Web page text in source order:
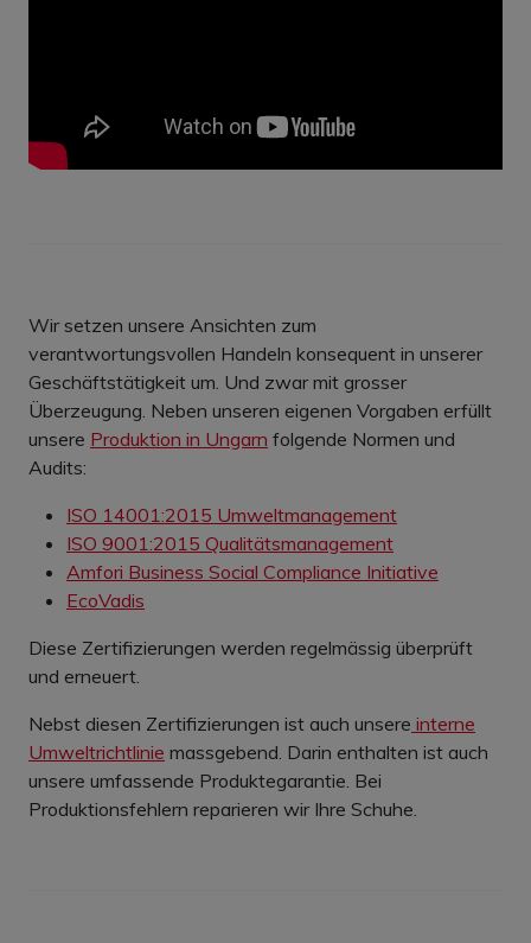
Wir setzen unsere Ansichten zum
verantwortungsvollen Handeln konsequent in unserer
Geschäftstätigkeit um. Und zwar mit grosser
Überzeugung. Neben unseren eigenen Vorgaben erfüllt
unsere Produktion in Ungarn folgende Normen und
Audits:
ISO 14001:2015 Umweltmanagement
ISO 9001:2015 Qualitätsmanagement
Amfori Business Social Compliance Initiative
EcoVadis
Diese Zertifizierungen werden regelmässig überprüft
und erneuert.
Nebst diesen Zertifizierungen ist auch unsere interne
Umweltrichtlinie massgebend. Darin enthalten ist auch
unsere umfassende Produktegarantie. Bei
Produktionsfehlern reparieren wir Ihre Schuhe.